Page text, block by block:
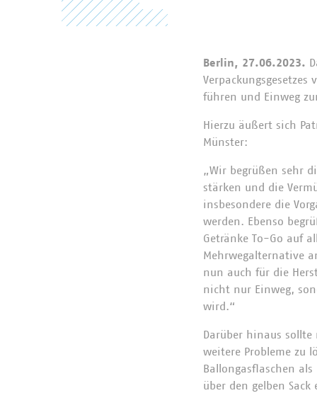
Berlin, 27.06.2023.
führen und Einweg
Hierzu äußert sich
Münster:
„Wir begrüßen sehr
stärken und die
insbesondere die
werden. Ebenso
Getränke To-Go auf
Mehrwegalternative
nun auch für die
nicht nur Einweg,
wird.“
Darüber hinaus sollte
weitere Probleme zu
Ballongasflaschen
über den gelben